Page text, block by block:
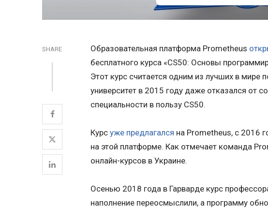
SHARE Образовательная платформа Prometheus
бесплатного курса «CS50: Основы
Этот курс считается одним из лучших в
университет в 2015 году даже отказался от
специальности в пользу CS50.
Курс уже предлагался на Prometheus, с 2016
на этой платформе. Как отмечает команда
онлайн-курсов в Украине.
Осенью 2018 года в Гарварде курс
наполнение переосмыслили, а программу